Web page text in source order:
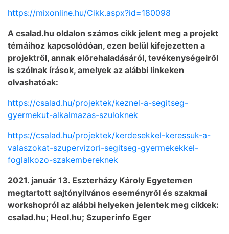
https://mixonline.hu/Cikk.aspx?id=180098
A csalad.hu oldalon számos cikk jelent meg a projekt
témáihoz kapcsolódóan, ezen belül kifejezetten a
projektről, annak előrehaladásáról, tevékenységeiről
is szólnak írások, amelyek az alábbi linkeken
olvashatóak:
https://csalad.hu/projektek/keznel-a-segitseg-
gyermekut-alkalmazas-szuloknek
https://csalad.hu/projektek/kerdesekkel-keressuk-a-
valaszokat-szupervizori-segitseg-gyermekekkel-
foglalkozo-szakembereknek
2021. január 13. Eszterházy Károly Egyetemen
megtartott sajtónyilvános eseményről és szakmai
workshopról az alábbi helyeken jelentek meg cikkek:
csalad.hu; Heol.hu; Szuperinfo Eger